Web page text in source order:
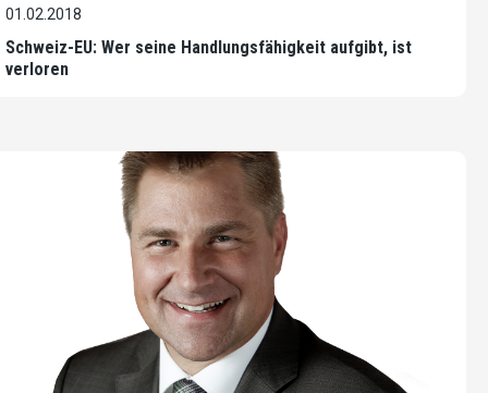
01.02.2018
Schweiz-EU: Wer seine Handlungsfähigkeit aufgibt, ist
verloren